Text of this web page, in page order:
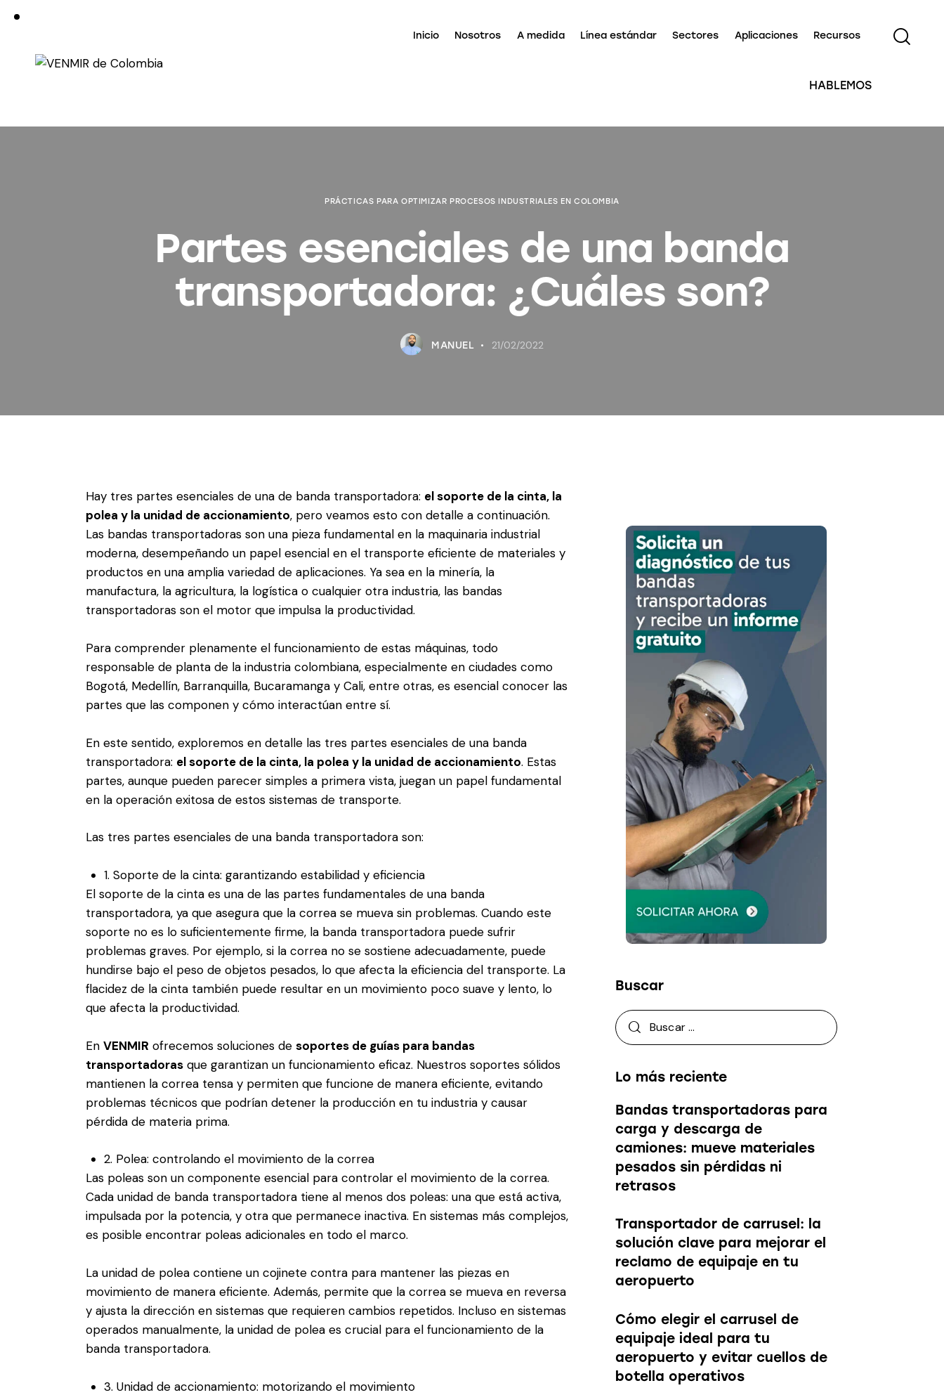
Inicio Nosotros A medida Línea estándar Sectores Aplicaciones Recursos
HABLEMOS
PRÁCTICAS PARA OPTIMIZAR PROCESOS INDUSTRIALES EN COLOMBIA
Partes esenciales de una banda
transportadora: ¿Cuáles son?
MANUEL 21/02/2022
Hay tres partes esenciales de una de banda transportadora: el soporte de la cinta, la
polea y la unidad de accionamiento, pero veamos esto con detalle a continuación.
Las bandas transportadoras son una pieza fundamental en la maquinaria industrial
moderna, desempeñando un papel esencial en el transporte eficiente de materiales y
productos en una amplia variedad de aplicaciones. Ya sea en la minería, la
manufactura, la agricultura, la logística o cualquier otra industria, las bandas
transportadoras son el motor que impulsa la productividad.
Para comprender plenamente el funcionamiento de estas máquinas, todo
responsable de planta de la industria colombiana, especialmente en ciudades como
Bogotá, Medellín, Barranquilla, Bucaramanga y Cali, entre otras, es esencial conocer las
partes que las componen y cómo interactúan entre sí.
En este sentido, exploremos en detalle las tres partes esenciales de una banda
transportadora: el soporte de la cinta, la polea y la unidad de accionamiento. Estas
partes, aunque pueden parecer simples a primera vista, juegan un papel fundamental
en la operación exitosa de estos sistemas de transporte.
Las tres partes esenciales de una banda transportadora son:
1. Soporte de la cinta: garantizando estabilidad y eficiencia
El soporte de la cinta es una de las partes fundamentales de una banda
transportadora, ya que asegura que la correa se mueva sin problemas. Cuando este
soporte no es lo suficientemente firme, la banda transportadora puede sufrir
problemas graves. Por ejemplo, si la correa no se sostiene adecuadamente, puede
hundirse bajo el peso de objetos pesados, lo que afecta la eficiencia del transporte. La
flacidez de la cinta también puede resultar en un movimiento poco suave y lento, lo
que afecta la productividad.
En VENMIR ofrecemos soluciones de soportes de guías para bandas
transportadoras que garantizan un funcionamiento eficaz. Nuestros soportes sólidos
mantienen la correa tensa y permiten que funcione de manera eficiente, evitando
problemas técnicos que podrían detener la producción en tu industria y causar
pérdida de materia prima.
2. Polea: controlando el movimiento de la correa
Las poleas son un componente esencial para controlar el movimiento de la correa.
Cada unidad de banda transportadora tiene al menos dos poleas: una que está activa,
impulsada por la potencia, y otra que permanece inactiva. En sistemas más complejos,
es posible encontrar poleas adicionales en todo el marco.
La unidad de polea contiene un cojinete contra para mantener las piezas en
movimiento de manera eficiente. Además, permite que la correa se mueva en reversa
y ajusta la dirección en sistemas que requieren cambios repetidos. Incluso en sistemas
operados manualmente, la unidad de polea es crucial para el funcionamiento de la
banda transportadora.
3. Unidad de accionamiento: motorizando el movimiento
Buscar
Lo más reciente
Bandas transportadoras para
carga y descarga de
camiones: mueve materiales
pesados sin pérdidas ni
retrasos
Transportador de carrusel: la
solución clave para mejorar el
reclamo de equipaje en tu
aeropuerto
Cómo elegir el carrusel de
equipaje ideal para tu
aeropuerto y evitar cuellos de
botella operativos